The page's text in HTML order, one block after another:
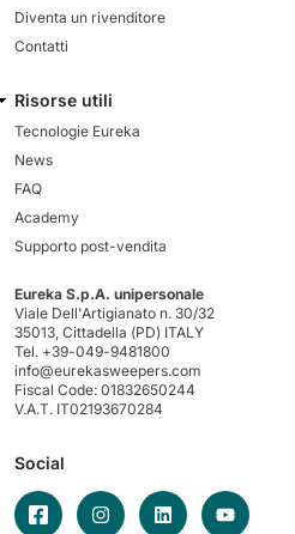
Diventa un rivenditore
Contatti
Risorse utili
Tecnologie Eureka
News
FAQ
Academy
Supporto post-vendita
Eureka S.p.A. unipersonale
Viale Dell'Artigianato n. 30/32
35013, Cittadella (PD) ITALY
Tel. +39-049-9481800
info@eurekasweepers.com
Fiscal Code: 01832650244
V.A.T. IT02193670284
Social